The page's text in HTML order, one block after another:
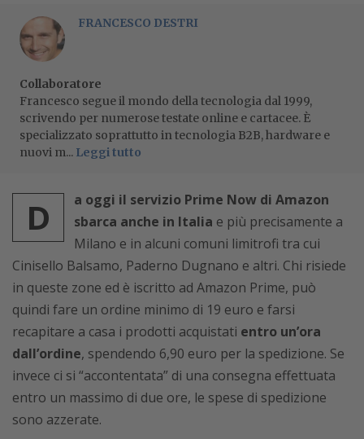
FRANCESCO DESTRI
Collaboratore
Francesco segue il mondo della tecnologia dal 1999,
scrivendo per numerose testate online e cartacee. È
specializzato soprattutto in tecnologia B2B, hardware e
nuovi m... Leggi tutto
D
a oggi il servizio Prime Now di Amazon
sbarca anche in Italia e più precisamente a
Milano e in alcuni comuni limitrofi tra cui
Cinisello Balsamo, Paderno Dugnano e altri. Chi risiede
in queste zone ed è iscritto ad Amazon Prime, può
quindi fare un ordine minimo di 19 euro e farsi
recapitare a casa i prodotti acquistati entro un’ora
dall’ordine, spendendo 6,90 euro per la spedizione. Se
invece ci si “accontentata” di una consegna effettuata
entro un massimo di due ore, le spese di spedizione
sono azzerate.